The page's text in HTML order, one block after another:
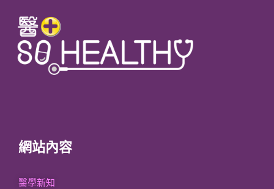
網站內容
醫學新知